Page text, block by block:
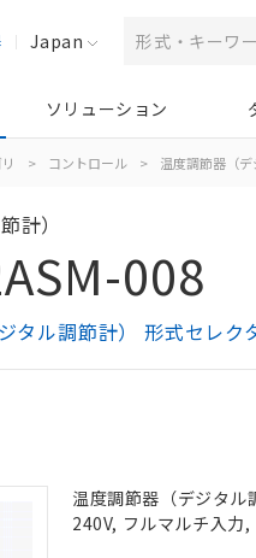
Japan
ソリューション
> コントロール > 温度調節器（デ
計）
008
タル調節計） 形式セレク
温度調節器（デジタ
240V, フルマルチ入力